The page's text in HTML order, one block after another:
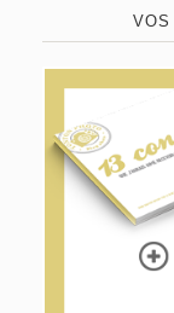
VOS